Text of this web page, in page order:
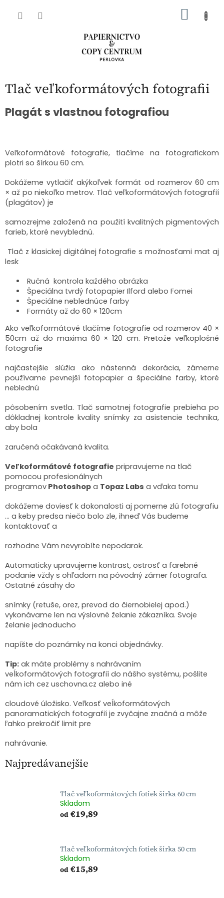
Tlač veľkoformátových fotografii
Plagát s vlastnou fotografiou
Veľkoformátové fotografie, tlačíme na fotografickom
plotri so šírkou 60 cm.
Dokážeme vytlačiť akýkoľvek formát od rozmerov 60 cm
× až po niekoľko metrov. Tlač veľkoformátových fotografií
(plagátov) je
samozrejme založená na použití kvalitných pigmentových
farieb, ktoré nevyblednú.
Tlač z klasickej digitálnej fotografie s možnosťami mat aj
lesk
Ručná kontrola každého obrázka
Špeciálna tvrdý fotopapier Ilford alebo Fomei
Špeciálne neblednúce farby
Formáty až do 60 × 120cm
Ako veľkoformátové tlačíme fotografie od rozmerov 40 ×
50cm až do maxima 60 × 120 cm. Pretože veľkoplošné
fotografie
najčastejšie slúžia ako nástenná dekorácia, zámerne
používame pevnejší fotopapier a špeciálne farby, ktoré
neblednú
pôsobením svetla. Tlač samotnej fotografie prebieha po
dôkladnej kontrole kvality snímky za asistencie technika,
aby bola
zaručená očakávaná kvalita.
Veľkoformátové fotografie pripravujeme na tlač
pomocou profesionálnych
programov Photoshop a Topaz Labs a vďaka tomu
dokážeme doviesť k dokonalosti aj pomerne zlú fotografiu
... a keby predsa niečo bolo zle, ihneď Vás budeme
kontaktovať a
rozhodne Vám nevyrobíte nepodarok.
Automaticky upravujeme kontrast, ostrosť a farebné
podanie vždy s ohľadom na pôvodný zámer fotografa.
Ostatné zásahy do
snímky (retuše, orez, prevod do čiernobielej apod.)
vykonávame len na výslovné želanie zákazníka. Svoje
želanie jednoducho
napíšte do poznámky na konci objednávky.
Tip: ak máte problémy s nahrávaním
veĺkoformátových fotografií do nášho systému, pošlite
nám ich cez uschovna.cz alebo iné
cloudové úložisko. Veľkosť veĺkoformátových
panoramatických fotografií je zvyčajne značná a môže
ľahko prekročiť limit pre
nahrávanie.
Najpredávanejšie
Tlač veľkoformátových fotiek širka 60 cm
Skladom
od €19,89
Tlač veľkoformátových fotiek širka 50 cm
Skladom
od €15,89